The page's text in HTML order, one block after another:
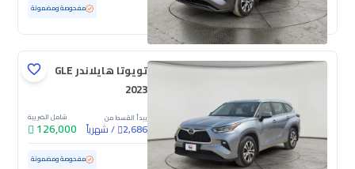
مستعملة 31,721 كم ممشى قليل مفحوصة ومضمونة
تويوتا هايلاندر GLE
2023
يبدأ القسط من
2,686
/شهرياً
شامل الضريبة
126,000
مستعملة 59,681 كم مفحوصة ومضمونة